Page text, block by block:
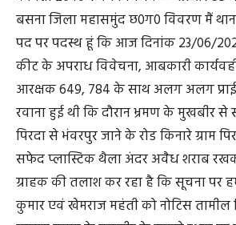
बसना जिला महासमुंद छ0ग0 विवरण मैं
पद पर पदस्थ हूं कि आज दिनांक 23/06/
कीट के अपराध विवेचना, आबकारी
आरक्षक 649, 784 के साथ अलग अलग
रवाना हुई थी कि दौरान भ्रमण के मुखबीर से
पिरदा से भंवरपुर जाने के रोड किनारे ग्राम
सफेद प्लास्टिक थैला अंदर अवैध शराब
ग्राहक की तलाश कर रहा है कि सूचना पर
कुमार एवं खेमराज महंती को नोटिस